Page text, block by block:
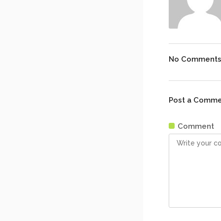
No Comments
Post a
Comment